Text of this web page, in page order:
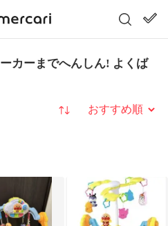
カーまでへんしん! よくば
並び替え